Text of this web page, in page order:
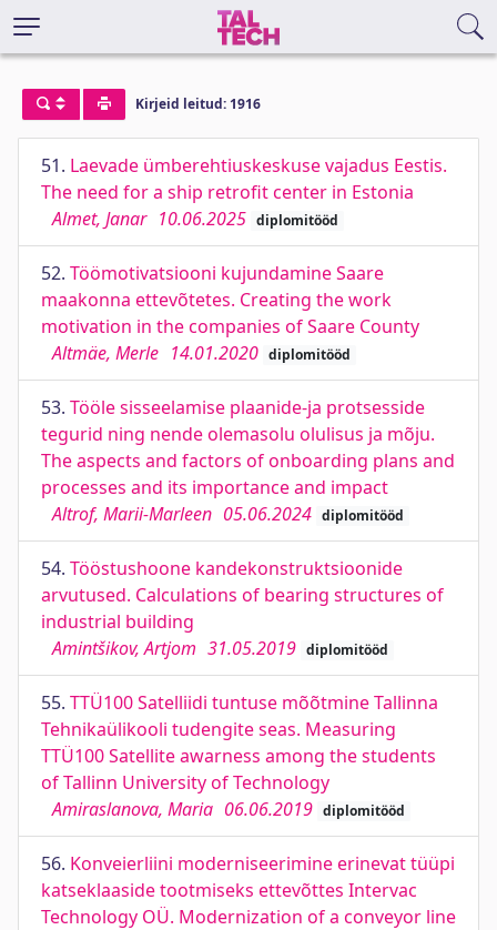
Kirjeid leitud: 1916
51. Laevade ümberehtiuskeskuse vajadus Eestis.
The need for a ship retrofit center in Estonia
Almet, Janar 10.06.2025 diplomitööd
52. Töömotivatsiooni kujundamine Saare
maakonna ettevõtetes. Creating the work
motivation in the companies of Saare County
Altmäe, Merle 14.01.2020 diplomitööd
53. Tööle sisseelamise plaanide-ja protsesside
tegurid ning nende olemasolu olulisus ja mõju.
The aspects and factors of onboarding plans and
processes and its importance and impact
Altrof, Marii-Marleen 05.06.2024 diplomitööd
54. Tööstushoone kandekonstruktsioonide
arvutused. Calculations of bearing structures of
industrial building
Amintšikov, Artjom 31.05.2019 diplomitööd
55. TTÜ100 Satelliidi tuntuse mõõtmine Tallinna
Tehnikaülikooli tudengite seas. Measuring
TTÜ100 Satellite awarness among the students
of Tallinn University of Technology
Amiraslanova, Maria 06.06.2019 diplomitööd
56. Konveierliini moderniseerimine erinevat tüüpi
katseklaaside tootmiseks ettevõttes Intervac
Technology OÜ. Modernization of a conveyor line